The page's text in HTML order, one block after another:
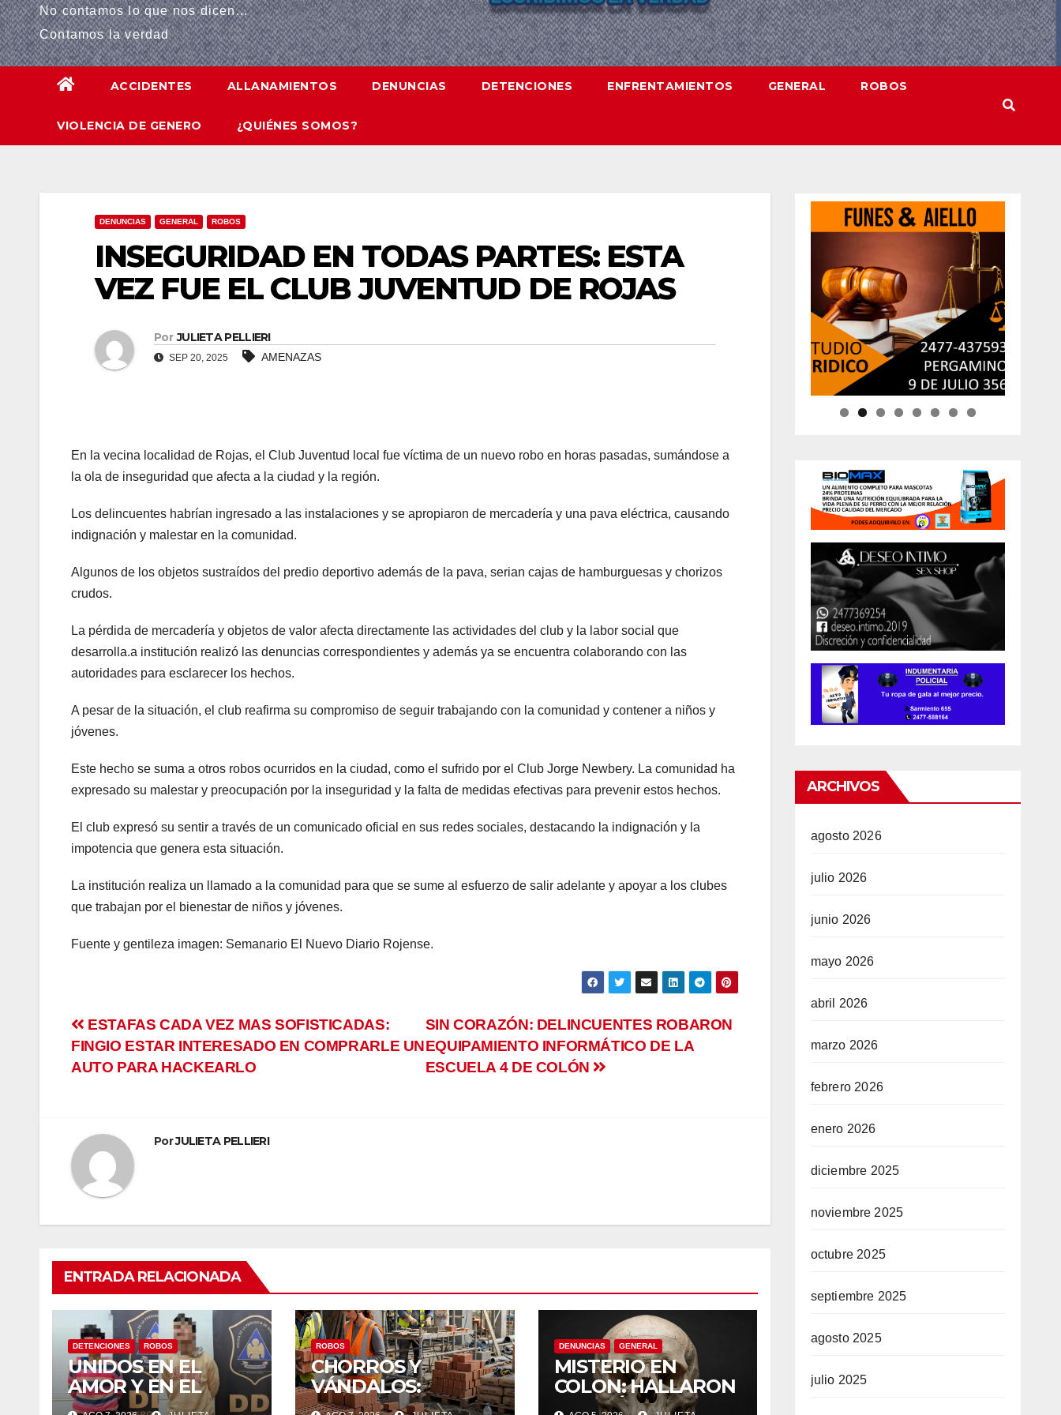
No contamos lo que nos dicen...
Contamos la verdad
ACCIDENTES ALLANAMIENTOS DENUNCIAS DETENCIONES ENFRENTAMIENTOS GENERAL ROBOS
VIOLENCIA DE GENERO ¿QUIÉNES SOMOS?
DENUNCIAS GENERAL ROBOS
INSEGURIDAD EN TODAS PARTES: ESTA
VEZ FUE EL CLUB JUVENTUD DE ROJAS
Por JULIETA PELLIERI
SEP 20, 2025 AMENAZAS
En la vecina localidad de Rojas, el Club Juventud local fue víctima de un nuevo robo en horas pasadas, sumándose a
la ola de inseguridad que afecta a la ciudad y la región.
Los delincuentes habrían ingresado a las instalaciones y se apropiaron de mercadería y una pava eléctrica, causando
indignación y malestar en la comunidad.
Algunos de los objetos sustraídos del predio deportivo además de la pava, serian cajas de hamburguesas y chorizos
crudos.
La pérdida de mercadería y objetos de valor afecta directamente las actividades del club y la labor social que
desarrolla.a institución realizó las denuncias correspondientes y además ya se encuentra colaborando con las
autoridades para esclarecer los hechos.
A pesar de la situación, el club reafirma su compromiso de seguir trabajando con la comunidad y contener a niños y
jóvenes.
Este hecho se suma a otros robos ocurridos en la ciudad, como el sufrido por el Club Jorge Newbery. La comunidad ha
expresado su malestar y preocupación por la inseguridad y la falta de medidas efectivas para prevenir estos hechos.
El club expresó su sentir a través de un comunicado oficial en sus redes sociales, destacando la indignación y la
impotencia que genera esta situación.
La institución realiza un llamado a la comunidad para que se sume al esfuerzo de salir adelante y apoyar a los clubes
que trabajan por el bienestar de niños y jóvenes.
Fuente y gentileza imagen: Semanario El Nuevo Diario Rojense.
Navegación
de
SIN CORAZÓN: DELINCUENTES ROBARON
EQUIPAMIENTO INFORMÁTICO DE LA
ESCUELA 4 DE COLÓN
ESTAFAS CADA VEZ MAS SOFISTICADAS:
FINGIO ESTAR INTERESADO EN COMPRARLE UN
AUTO PARA HACKEARLO
PorJULIETA PELLIERI
ENTRADA RELACIONADA
DETENCIONES ROBOS
UNIDOS EN EL
AMOR Y EN EL
CHOREO:
ROBOS
CHORROS Y
VÁNDALOS:
IRRUMPIERON EN
DENUNCIAS GENERAL
MISTERIO EN
COLON: HALLARON
UN CRÁNEO EN UN
ARCHIVOS
agosto 2026
julio 2026
junio 2026
mayo 2026
abril 2026
marzo 2026
febrero 2026
enero 2026
diciembre 2025
noviembre 2025
octubre 2025
septiembre 2025
agosto 2025
julio 2025